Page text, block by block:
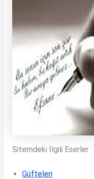
Sitemdeki İlgili Eserler
Güfteleri